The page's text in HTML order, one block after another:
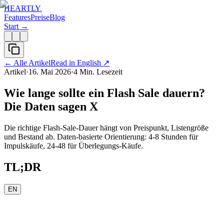
HEARTLY.
FeaturesPreiseBlog
Start →
← Alle ArtikelRead in English ↗
Artikel·16. Mai 2026·4 Min. Lesezeit
Wie lange sollte ein Flash Sale dauern?
Die Daten sagen X
Die richtige Flash-Sale-Dauer hängt von Preispunkt, Listengröße
und Bestand ab. Daten-basierte Orientierung: 4-8 Stunden für
Impulskäufe, 24-48 für Überlegungs-Käufe.
TL;DR
EN